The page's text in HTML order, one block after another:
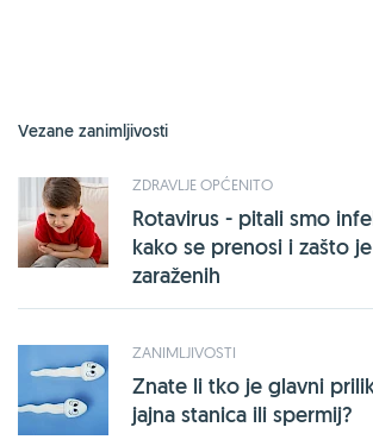
Vezane zanimljivosti
ZDRAVLJE OPĆENITO
Rotavirus - pitali smo
kako se prenosi i zašto
zaraženih
ZANIMLJIVOSTI
Znate li tko je glavni
jajna stanica ili spermij?